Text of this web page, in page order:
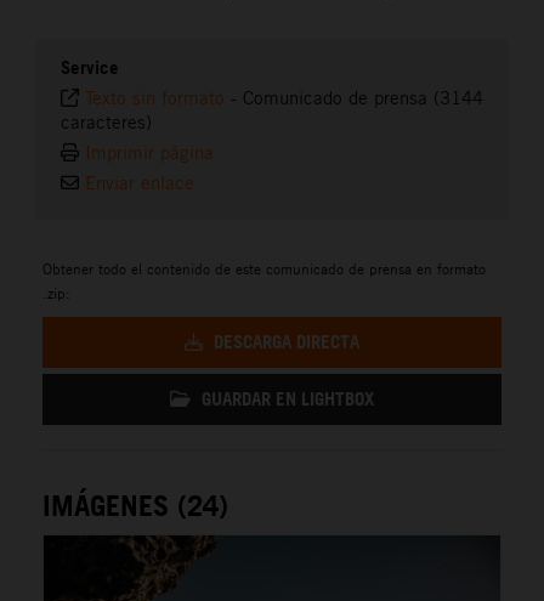
Service
Texto sin formato - Comunicado de prensa (3144
caracteres)
Imprimir página
Enviar enlace
Obtener todo el contenido de este comunicado de prensa en formato
.zip:
DESCARGA DIRECTA
GUARDAR EN LIGHTBOX
IMÁGENES (24)